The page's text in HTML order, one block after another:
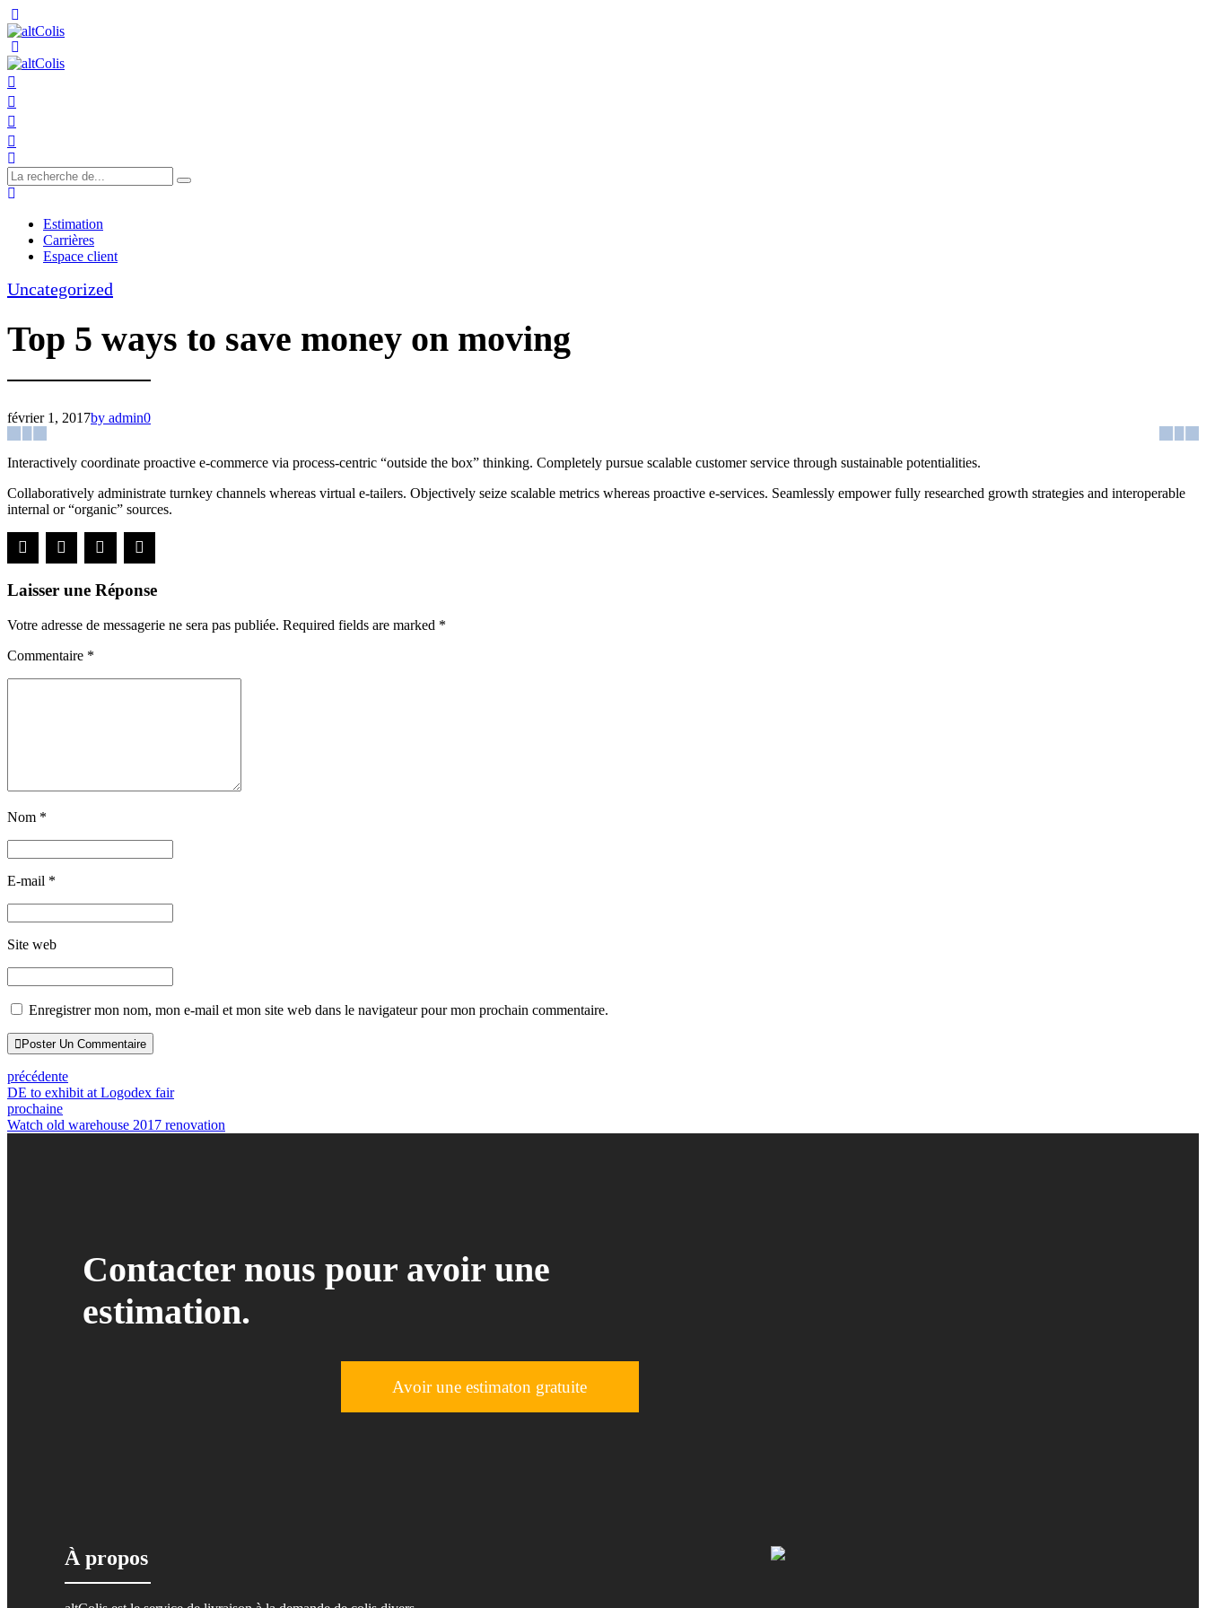
Estimation
Carrières
Espace client
Uncategorized
Top 5 ways to save money on moving
février 1, 2017by admin0
Interactively coordinate proactive e-commerce via process-centric “outside the box” thinking. Completely pursue scalable customer service through sustainable potentialities.
Collaboratively administrate turnkey channels whereas virtual e-tailers. Objectively seize scalable metrics whereas proactive e-services. Seamlessly empower fully researched growth strategies and interoperable
internal or “organic” sources.
Laisser une Réponse
Votre adresse de messagerie ne sera pas publiée. Required fields are marked *
Commentaire *
Nom *
E-mail *
Site web
Enregistrer mon nom, mon e-mail et mon site web dans le navigateur pour mon prochain commentaire.
Poster Un Commentaire
précédente
DE to exhibit at Logodex fair
prochaine
Watch old warehouse 2017 renovation
Contacter nous pour avoir une
estimation.
Avoir une estimaton gratuite
À propos